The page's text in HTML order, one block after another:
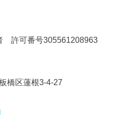
許可番号305561208963
橋区蓮根3-4-27